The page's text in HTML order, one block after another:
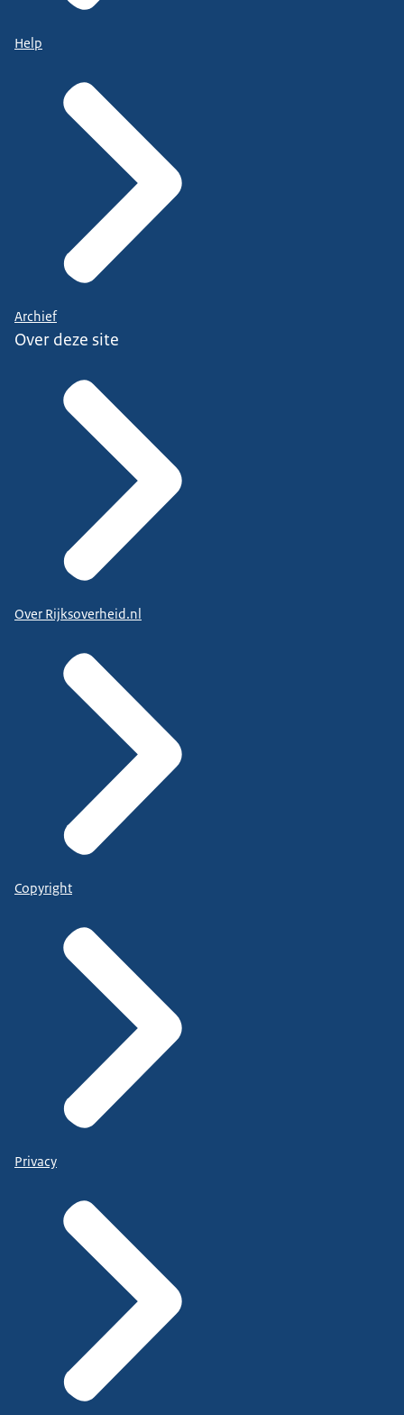
Help
Archief
Over deze site
Over Rijksoverheid.nl
Copyright
Privacy